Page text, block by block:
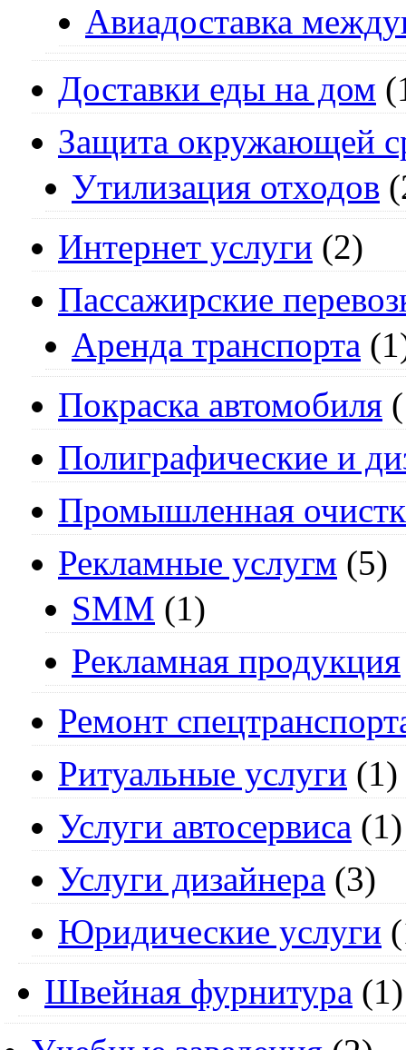
Авиадоставка
Доставки еды на дом
Защита окружающей
Утилизация отходов
Интернет услуги (2)
Пассажирские
Аренда транспорта
Покраска автомобиля
Полиграфические и
Промышленная
Рекламные услугм (5)
SMM (1)
Рекламная продукция
Ремонт
Ритуальные услуги (1)
Услуги автосервиса (1)
Услуги дизайнера (3)
Юридические услуги
Швейная фурнитура (1)